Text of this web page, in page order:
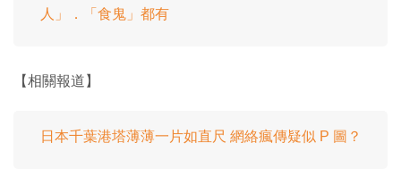
人」．「食鬼」都有
【相關報道】
日本千葉港塔薄薄一片如直尺 網絡瘋傳疑似 P 圖？